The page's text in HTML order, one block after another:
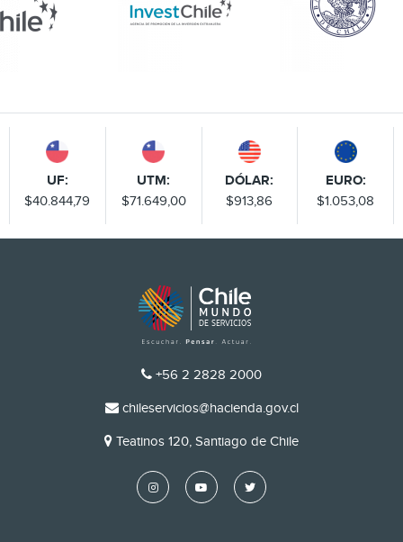
UF:
$40.844,79
UTM:
$71.649,00
DÓLAR:
$913,86
EURO:
$1.053,08
TELÉFONO
+56 2 2828 2000
EMAIL
chileservicios@hacienda.gov.cl
DIRECCIÓN
Teatinos 120, Santiago de Chile